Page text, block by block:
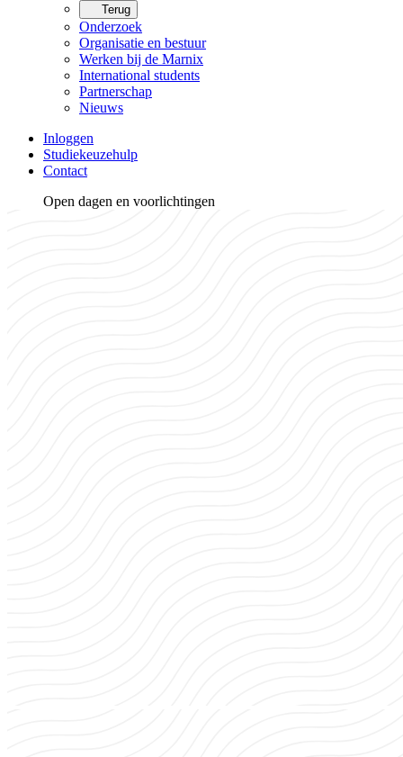
Terug
Onderzoek
Organisatie en bestuur
Werken bij de Marnix
International students
Partnerschap
Nieuws
Inloggen
Studiekeuzehulp
Contact
Open dagen en voorlichtingen